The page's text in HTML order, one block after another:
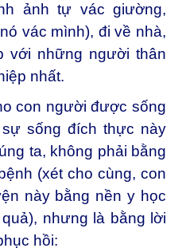
ảnh tự vác giường,
vác mình), đi về nhà,
với những người thân
nhất.
con người được sống
sống đích thực này
ta, không phải bằng
(xét cho cùng, con
này bằng nền y học
nhưng là bằng lời
hồi: